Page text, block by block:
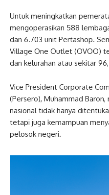
Untuk meningkatkan
mengoperasikan 588
dan 6.703 unit Pertashop.
Village One Outlet (OVOO)
dan kelurahan atau sekitar
Vice President Corporate
(Persero), Muhammad
nasional tidak hanya
tetapi juga kemampuan
pelosok negeri.